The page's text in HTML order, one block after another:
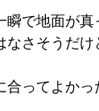
で地面が真
なさそうだ
合ってよかっ